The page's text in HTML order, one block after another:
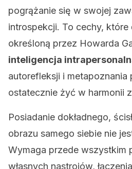
pogrążanie się w swojej
introspekcji. To cechy,
określoną przez Howarda
inteligencja
autorefleksji i metapoznania
ostatecznie żyć w harmonii
Posiadanie dokładnego,
obrazu samego siebie nie
Wymaga przede wszystkim
własnych nastrojów,